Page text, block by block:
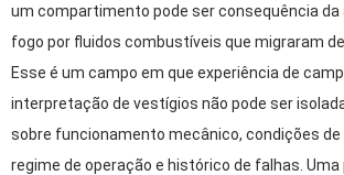
um compartimento pode ser consequência da
fogo por fluidos combustíveis que migraram
Esse é um campo em que experiência de
interpretação de vestígios não pode ser
sobre funcionamento mecânico, condições
regime de operação e histórico de falhas.